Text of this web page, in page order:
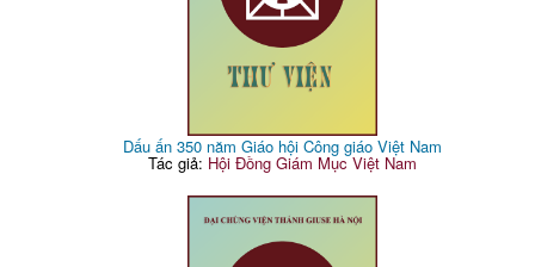
Dấu ấn 350 năm Giáo hội Công giáo Việt Nam
Tác giả: Hội Đồng Giám Mục Việt Nam